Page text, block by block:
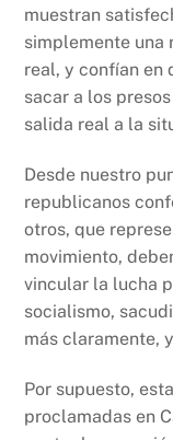
muestran
simplemente una
real, y confían en
sacar a los
salida real a la
Desde nuestro
republicanos
otros, que
movimiento,
vincular la lucha
socialismo,
más claramente,
Por supuesto,
proclamadas en